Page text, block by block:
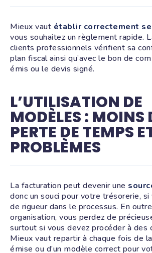
Mieux vaut établir correctement
vous souhaitez un règlement rapide.
clients professionnels vérifient sa
plan fiscal ainsi qu’avec le bon de
émis ou le devis signé.
L’UTILISATION DE
MODÈLES : MOINS
PERTE DE TEMPS
PROBLÈMES
La facturation peut devenir une
donc un souci pour votre trésorerie, si
de rigueur dans le processus. En
organisation, vous perdez de
surtout si vous devez procéder à des
Mieux vaut repartir à chaque fois de
émise ou d’un modèle correct pour